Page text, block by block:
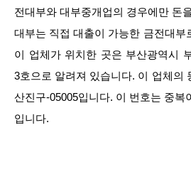
전대부와 대부중개업의 경우에만 돈
대부는 직접 대출이 가능한 금전대부
이 업체가 위치한 곳은 부산광역시
3호으로 알려져 있습니다. 이 업체의
산진구-05005입니다. 이 번호는 중복
입니다.